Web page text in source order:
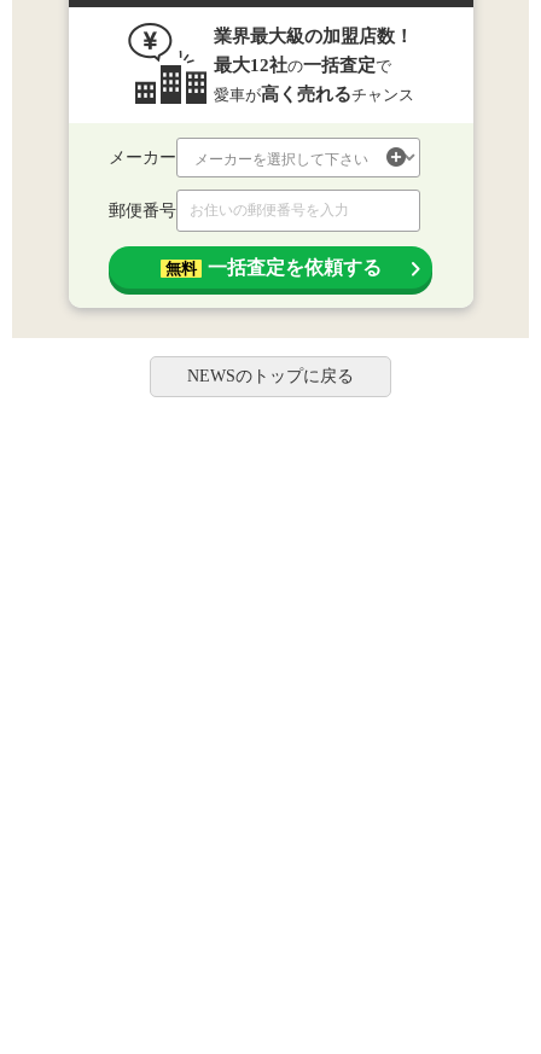
業界最大級の加盟店数！
最大12社の一括査定で
愛車が高く売れるチャンス
メーカー
郵便番号
無料 一括査定を依頼する
NEWSのトップに戻る